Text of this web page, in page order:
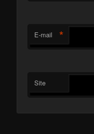
E-mail *
Site